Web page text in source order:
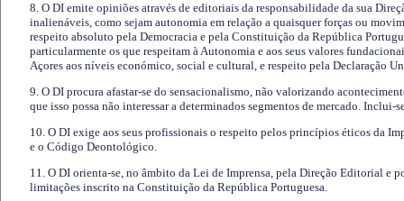
8. O DI emite opiniões através de editoriais da responsabilidade da sua
inalienáveis, como sejam autonomia em relação a quaisquer forças ou
respeito absoluto pela Democracia e pela Constituição da República
particularmente os que respeitam à Autonomia e aos seus valores
Açores aos níveis económico, social e cultural, e respeito pela Declaração
9. O DI procura afastar-se do sensacionalismo, não valorizando
que isso possa não interessar a determinados segmentos de mercado.
10. O DI exige aos seus profissionais o respeito pelos princípios éticos da
e o Código Deontológico.
11. O DI orienta-se, no âmbito da Lei de Imprensa, pela Direção Editorial e
limitações inscrito na Constituição da República Portuguesa.